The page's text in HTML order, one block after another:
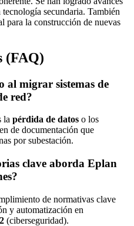
secundaria. También
para la construcción de nuevas
(FAQ)
al migrar sistemas de
red?
la pérdida de datos o los
de documentación que
por subestación.
clave aborda Eplan
de normativas clave
y automatización en
(ciberseguridad).